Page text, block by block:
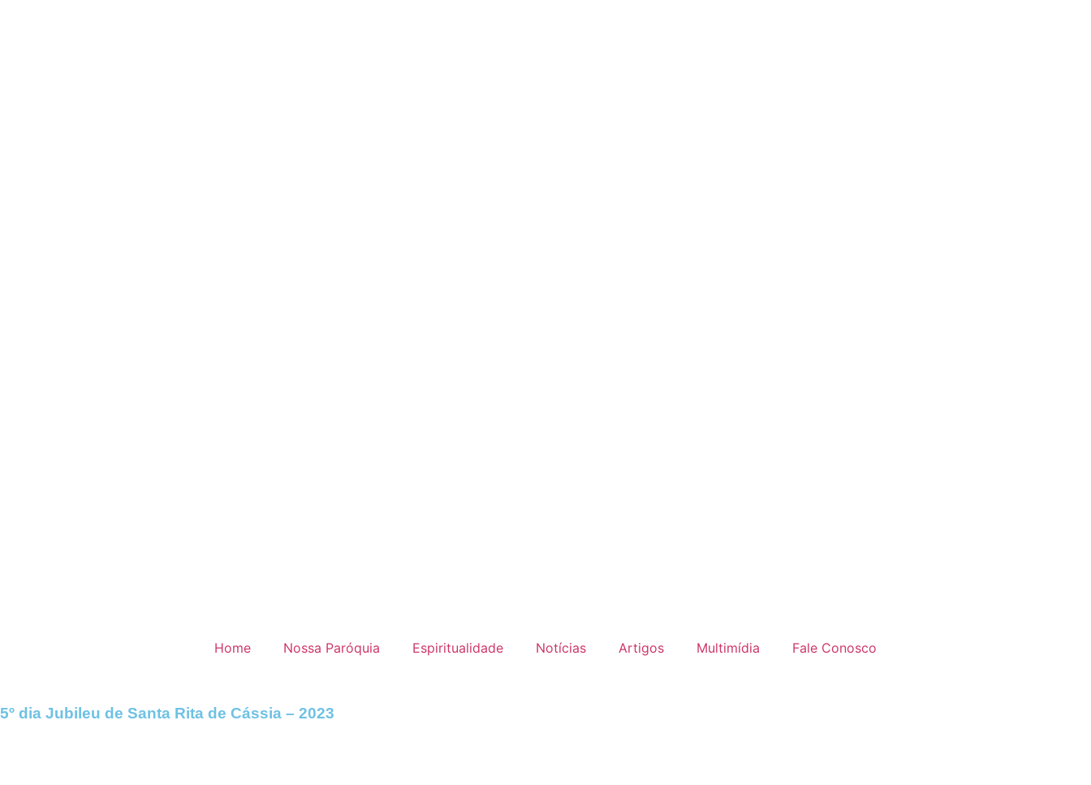
Home Nossa Paróquia Espiritualidade Notícias Artigos Multimídia Fale Conosco
5º dia Jubileu de Santa Rita de Cássia – 2023